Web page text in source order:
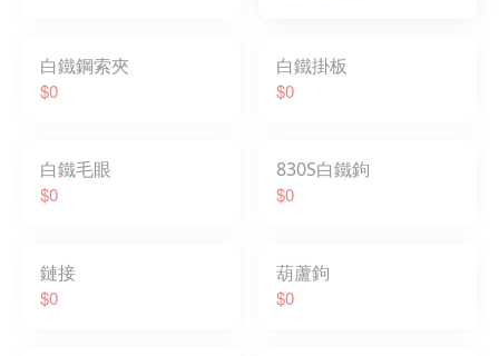
白鐵鋼索夾
$0
白鐵掛板
$0
白鐵毛眼
$0
830S白鐵鉤
$0
鏈接
$0
葫蘆鉤
$0